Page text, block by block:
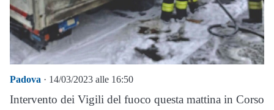
Padova · 14/03/2023 alle 16:50
Intervento dei Vigili del fuoco questa mattina in Corso